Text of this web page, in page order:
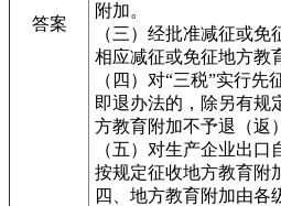
答案
附加。
（三）经批准减征或免
相应减征或免征地方教
（四）对“三税”实行
即退办法的，除另有规
方教育附加不予退（返
（五）对生产企业出
按规定征收地方教育附
四、地方教育附加由各